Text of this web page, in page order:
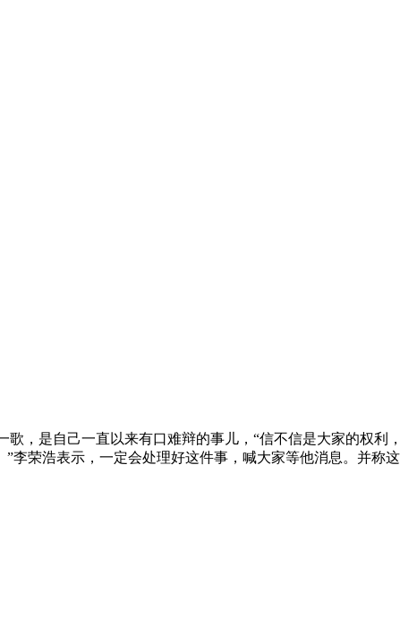
，是自己一直以来有口难辩的事儿，“信不信是大家的权利，
李荣浩表示，一定会处理好这件事，喊大家等他消息。并称这